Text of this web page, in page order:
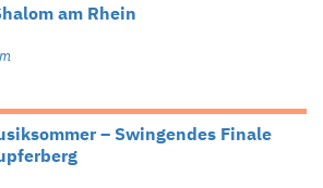
am Rhein
– Swingendes Finale